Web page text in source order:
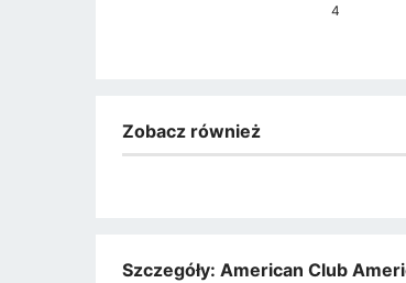
Zobacz również
Szczegóły: American Club